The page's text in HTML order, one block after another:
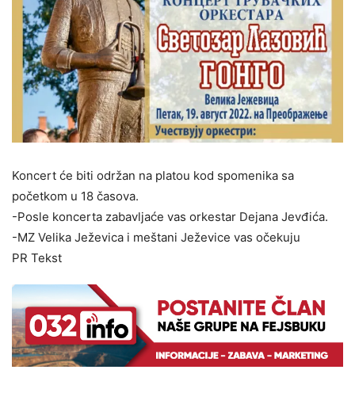
Koncert će biti održan na platou kod spomenika sa
početkom u 18 časova.
-Posle koncerta zabavljaće vas orkestar Dejana Jevđića.
-MZ Velika Ježevica i meštani Ježevice vas očekuju
PR Tekst